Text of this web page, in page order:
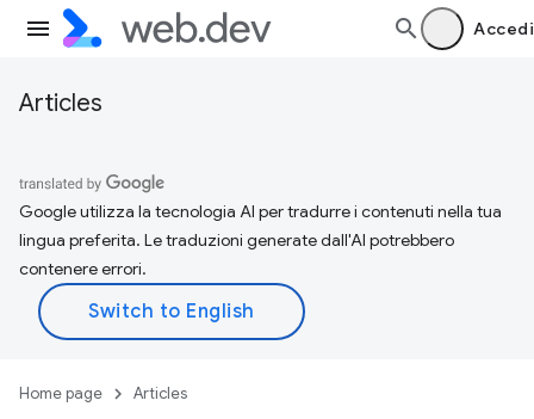
Accedi
Articles
Google utilizza la tecnologia AI per tradurre i contenuti nella tua
lingua preferita. Le traduzioni generate dall'AI potrebbero
contenere errori.
Home page Articles